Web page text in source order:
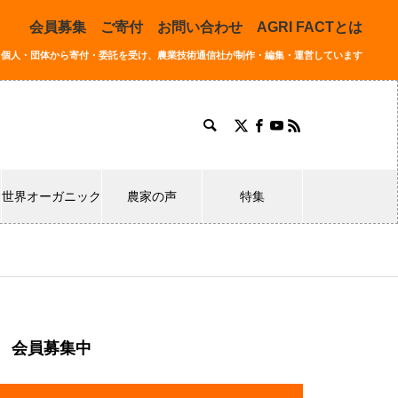
会員募集 ご寄付 お問い合わせ AGRI FACTとは
人・団体から寄付・委託を受け、農業技術通信社が制作・編集・運営しています
世界オーガニック 農家の声 特集
会員募集中